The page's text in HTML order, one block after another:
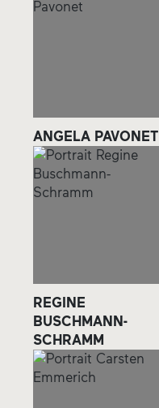
ANGELA PAVONET
REGINE
BUSCHMANN-
SCHRAMM